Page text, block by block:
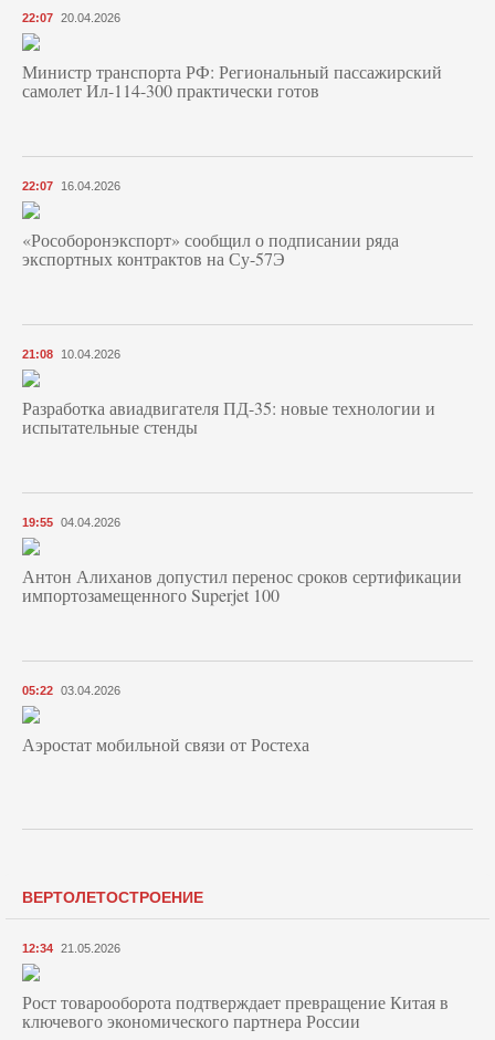
22:07 20.04.2026
Министр транспорта РФ: Региональный пассажирский
самолет Ил-114-300 практически готов
22:07 16.04.2026
«Рособоронэкспорт» сообщил о подписании ряда
экспортных контрактов на Су-57Э
21:08 10.04.2026
Разработка авиадвигателя ПД-35: новые технологии и
испытательные стенды
19:55 04.04.2026
Антон Алиханов допустил перенос сроков сертификации
импортозамещенного Superjet 100
05:22 03.04.2026
Аэростат мобильной связи от Ростеха
ВЕРТОЛЕТОСТРОЕНИЕ
12:34 21.05.2026
Рост товарооборота подтверждает превращение Китая в
ключевого экономического партнера России